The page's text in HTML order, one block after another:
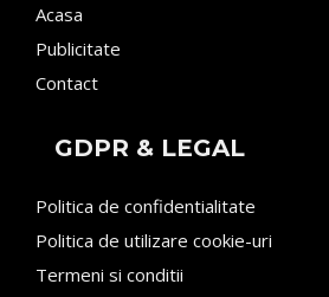
Acasa
Publicitate
Contact
GDPR & LEGAL
Politica de confidentialitate
Politica de utilizare cookie-uri
Termeni si conditii